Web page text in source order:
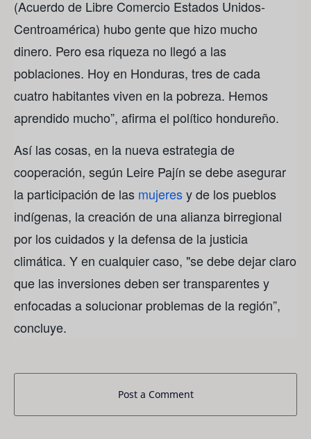
(Acuerdo de Libre Comercio Estados Unidos-
Centroamérica) hubo gente que hizo mucho
dinero. Pero esa riqueza no llegó a las
poblaciones. Hoy en Honduras, tres de cada
cuatro habitantes viven en la pobreza. Hemos
aprendido mucho”, afirma el político hondureño.
Así las cosas, en la nueva estrategia de
cooperación, según Leire Pajín se debe asegurar
la participación de las mujeresy de los pueblos
indígenas, la creación de una alianza birregional
por los cuidados y la defensa de la justicia
climática. Y en cualquier caso, "se debe dejar claro
que las inversiones deben ser transparentes y
enfocadas a solucionar problemas de la región”,
concluye.
Post a Comment